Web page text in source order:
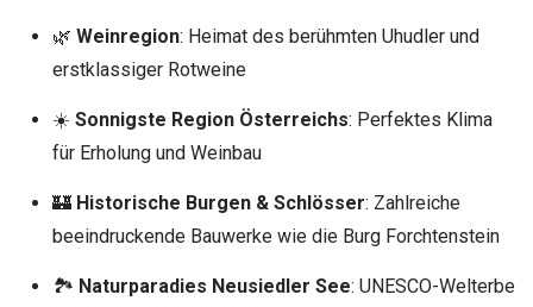
🌿 Weinregion: Heimat des berühmten Uhudler und
erstklassiger Rotweine
☀️ Sonnigste Region Österreichs: Perfektes Klima
für Erholung und Weinbau
🏰 Historische Burgen & Schlösser: Zahlreiche
beeindruckende Bauwerke wie die Burg Forchtenstein
🏞 Naturparadies Neusiedler See: UNESCO-Welterbe